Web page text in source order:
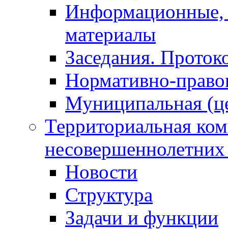
Информационные,
материалы
Заседания.
Нормативно-
Муниципальная
Территориальная
Новости
Структура
Задачи и функции